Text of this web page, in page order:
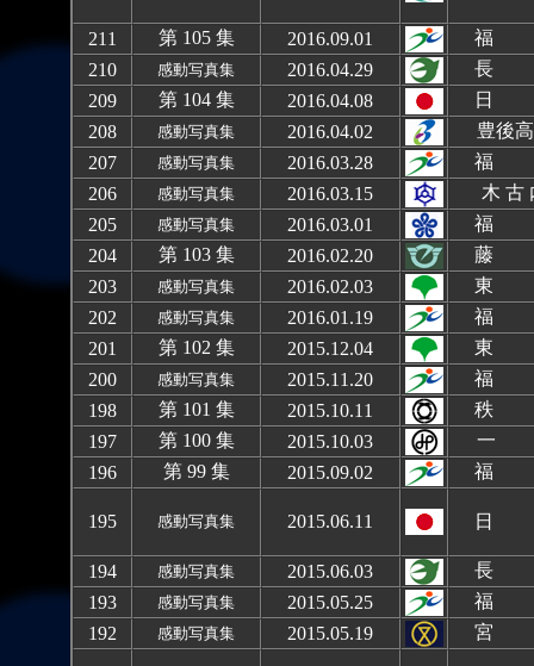
211 第 105 集 2016.09.01
福
210
感動写真集 2016.04.29
長
209
第 104 集 2016.04.08
日
208
感動写真集 2016.04.02
豊後
207
感動写真集 2016.03.28
福
206
感動写真集 2016.03.15
木 古
205
感動写真集 2016.03.01
福
204
第 103 集 2016.02.20
藤
203
感動写真集 2016.02.03
東
202
感動写真集 2016.01.19
福
201
第 102 集 2015.12.04
東
200
感動写真集 2015.11.20
福
198
第 101 集 2015.10.11
秩
197
第 100 集 2015.10.03 一
196
第 99 集 2015.09.02 福
195 感動写真集 2015.06.11 日
194 感動写真集 2015.06.03
長
193
感動写真集 2015.05.25
福
192
感動写真集 2015.05.19 宮